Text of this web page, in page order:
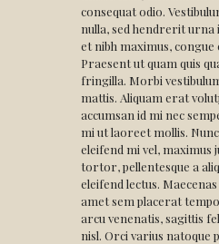
consequat odio.
nulla, sed hendrerit
et nibh maximus, congue
Praesent ut quam quis
fringilla. Morbi
mattis. Aliquam erat
accumsan id mi nec
mi ut laoreet mollis.
eleifend mi vel, maximus
tortor, pellentesque a
eleifend lectus.
amet sem placerat
arcu venenatis, sagittis
nisl. Orci varius natoque